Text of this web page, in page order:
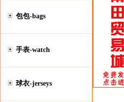
包包-bags
手表-watch
球衣-jerseys